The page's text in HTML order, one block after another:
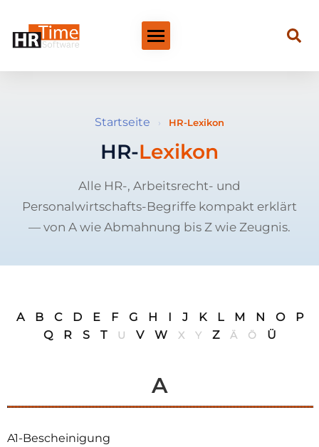
Startseite › HR-Lexikon
HR-Lexikon
Alle HR-, Arbeitsrecht- und
Personalwirtschafts-Begriffe kompakt erklärt
— von A wie Abmahnung bis Z wie Zeugnis.
A B C D E F G H I J K L M N O
P
Q
R S T U V W X Y Z Ä Ö Ü
A
A1-Bescheinigung